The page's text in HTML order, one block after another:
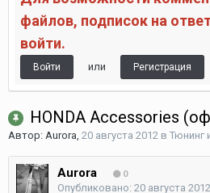
файлов, подписок на
войти.
Войти или Регистрация
HONDA Accessories
Автор: Aurora, 20 августа 2012 в Тюнинг
Aurora 0
Опубликовано: 20 августа 2012